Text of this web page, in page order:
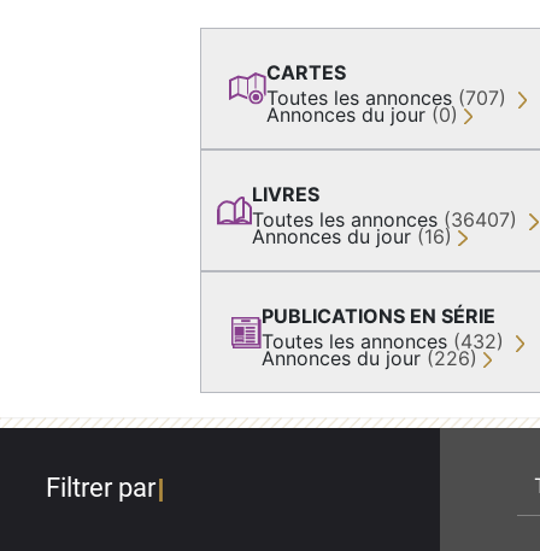
CARTES
Toutes les annonces (707)
Annonces du jour (0)
LIVRES
Toutes les annonces (36407)
Annonces du jour (16)
PUBLICATIONS EN SÉRIE
Toutes les annonces (432)
Annonces du jour (226)
Filtrer par